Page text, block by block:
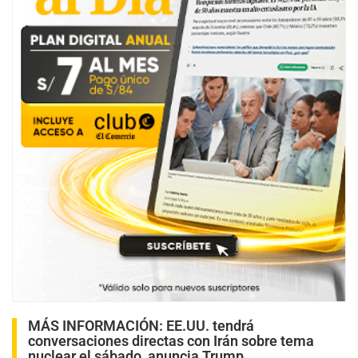
MÁS INFORMACIÓN: EE.UU. tendrá
conversaciones directas con Irán sobre tema